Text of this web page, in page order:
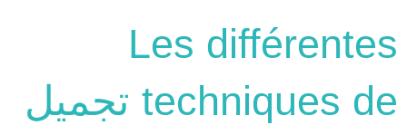
Les différentes
techniques de تجميل